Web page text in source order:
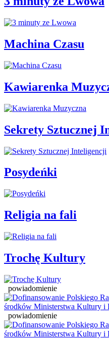
Machina Czasu
Kawiarenka
Sekrety Sztucznej
Posydeńki
Religia na fali
Trochę Kultury
powiadomienie
powiadomienie